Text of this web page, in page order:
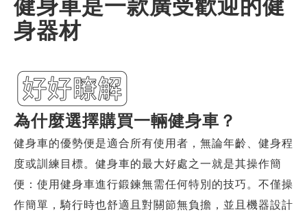
健身車是一款廣受歡迎的健
身器材
為什麼選擇購買一輛健身車？
健身車的優勢便是適合所有使用者，無論年齡、健身程
度或訓練目標。健身車的最大好處之一就是其操作簡
便：使用健身車進行鍛鍊無需任何特別的技巧。不僅操
作簡單，騎行時也舒適且對關節無負擔，並且機器設計